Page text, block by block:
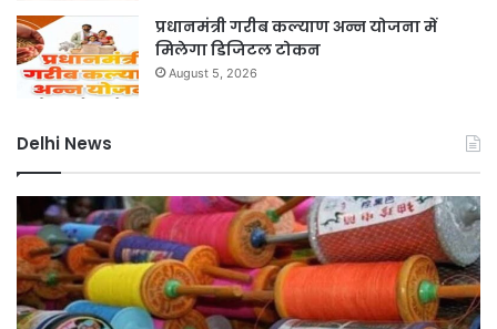
प्रधानमंत्री गरीब कल्याण अन्न योजना में
मिलेगा डिजिटल टोकन
August 5, 2026
Delhi News
दिल्ली
में
चाइनीज
मांझे
का
कहर,
डूब
में